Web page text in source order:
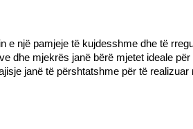
një pamjeje të kujdesshme dhe të
dhe mjekrës janë bërë mjetet ideale
janë të përshtatshme për të